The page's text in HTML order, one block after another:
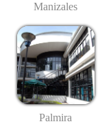
Manizales
Palmira